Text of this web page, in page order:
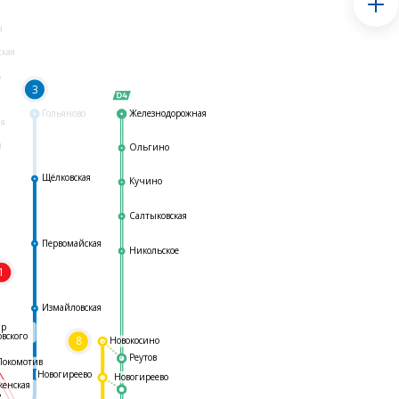
Гольяново
3
8
Железнодорожная
Ольгино
Кучино
Салтыковская
Никольское
Реутов
Измайловская
Первомайская
Щёлковская
Новогиреево
Новогиреево
Новокосино